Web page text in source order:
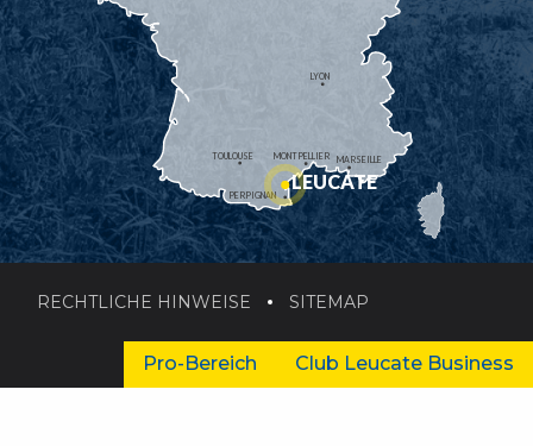
MONTPELLIER
PERPIGNAN
MARSEILLE
TOULOUSE
LYON
LEUCATE
RECHTLICHE HINWEISE SITEMAP
Pro-Bereich Club Leucate Business